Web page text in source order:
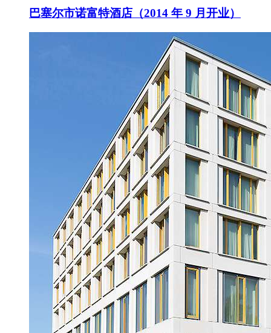
巴塞尔市诺富特酒店（2014 年 9 月开业）